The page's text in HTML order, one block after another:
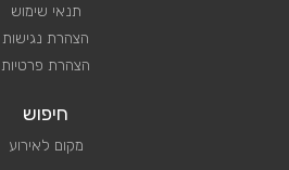
תנאי שימוש
הצהרת נגישות
הצהרת פרטיות
חיפוש
מקום לאירוע